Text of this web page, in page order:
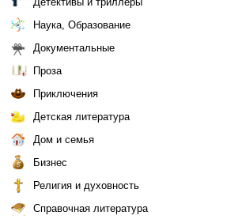
Наука, Образование
Документальные
Проза
Приключения
Детская литература
Дом и семья
Бизнес
Религия и духовность
Справочная литература